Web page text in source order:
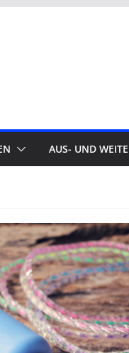
AUS- UND